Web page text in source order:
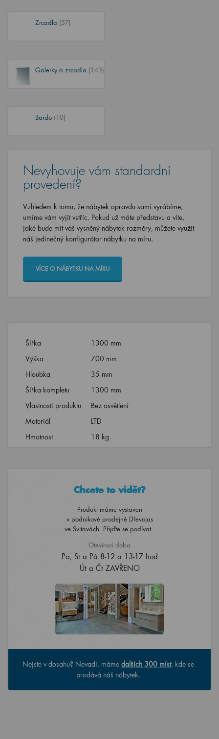
Zrcadla (57)
Galerky a zrcadla (143)
Bardo (10)
Nevyhovuje vám standardní
provedení?
Vzhledem k tomu, že nábytek opravdu sami vyrábíme,
umíme vám vyjít vstříc. Pokud už máte představu a víte,
jaké bude mít váš vysněný nábytek rozměry, můžete využít
náš jedinečný konfigurátor nábytku na míru.
VÍCE O NÁBYTKU NA MÍRU
Šířka
1300 mm
Výška
700 mm
Hloubka
35 mm
Šířka kompletu
1300 mm
Vlastnosti produktu
Bez osvětlení
Materiál
LTD
Hmotnost
18 kg
Chcete to vidět?
Produkt máme vystaven
v podnikové prodejně Dřevojas
ve Svitavách. Přijďte se podívat..
Otevírací doba
Po, St a Pá 8-12 a 13-17 hod
Út a Čt ZAVŘENO
Nejste v dosahu? Nevadí, máme dalších 300 míst, kde se
prodává náš nábytek.